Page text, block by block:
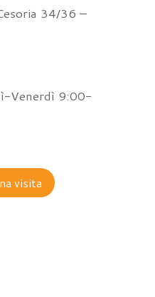
34/36 –
Venerdì 9:00-
visita